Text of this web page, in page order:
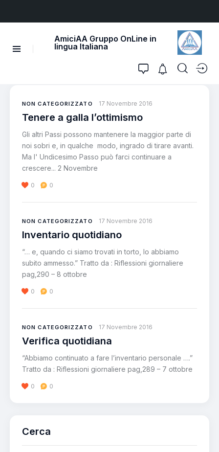
AmiciAA Gruppo OnLine in
lingua Italiana
NON CATEGORIZZATO 17 Novembre 2016
Tenere a galla l’ottimismo
Gli altri Passi possono mantenere la maggior parte di
noi sobri e, in qualche modo, ingrado di tirare avanti.
Ma l' Undicesimo Passo può farci continuare a
crescere... 2 Novembre
0 0
NON CATEGORIZZATO 17 Novembre 2016
Inventario quotidiano
“… e, quando ci siamo trovati in torto, lo abbiamo
subito ammesso.” Tratto da : Riflessioni giornaliere
pag,290 – 8 ottobre
0 0
NON CATEGORIZZATO 17 Novembre 2016
Verifica quotidiana
“Abbiamo continuato a fare l’inventario personale ….”
Tratto da : Riflessioni giornaliere pag,289 – 7 ottobre
0 0
Cerca